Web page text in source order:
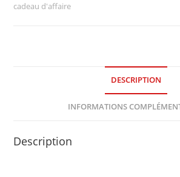
cadeau d'affaire
DESCRIPTION
INFORMATIONS
Description